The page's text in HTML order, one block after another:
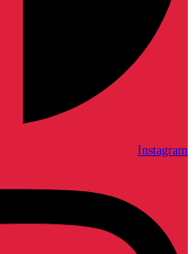
Instagram